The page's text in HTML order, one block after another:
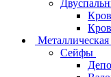
Сейфы